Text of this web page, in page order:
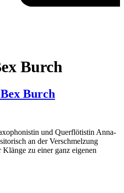
Burch
Burch
und Querflötistin Anna-
an der Verschmelzung
zu einer ganz eigenen